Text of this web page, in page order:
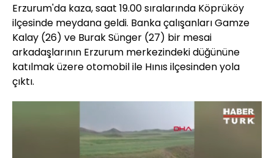
Erzurum'da kaza, saat 19.00 sıralarında Köprüköy
ilçesinde meydana geldi. Banka çalışanları Gamze
Kalay (26) ve Burak Sünger (27) bir mesai
arkadaşlarının Erzurum merkezindeki düğününe
katılmak üzere otomobil ile Hınıs ilçesinden yola
çıktı.